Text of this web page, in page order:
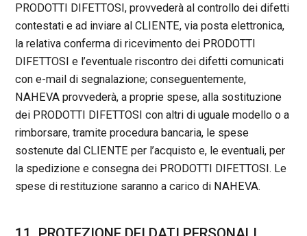
PRODOTTI DIFETTOSI, provvederà al controllo dei difetti
contestati e ad inviare al CLIENTE, via posta elettronica,
la relativa conferma di ricevimento dei PRODOTTI
DIFETTOSI e l’eventuale riscontro dei difetti comunicati
con e-mail di segnalazione; conseguentemente,
NAHEVA provvederà, a proprie spese, alla sostituzione
dei PRODOTTI DIFETTOSI con altri di uguale modello o a
rimborsare, tramite procedura bancaria, le spese
sostenute dal CLIENTE per l’acquisto e, le eventuali, per
la spedizione e consegna dei PRODOTTI DIFETTOSI. Le
spese di restituzione saranno a carico di NAHEVA.